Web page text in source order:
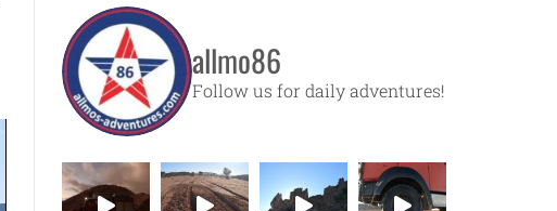
allmo86
Follow us for daily adventures!